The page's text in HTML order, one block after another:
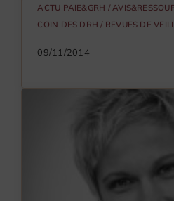
ACTU PAIE&GRH /
COIN DES DRH / REVUES DE
09/11/2014